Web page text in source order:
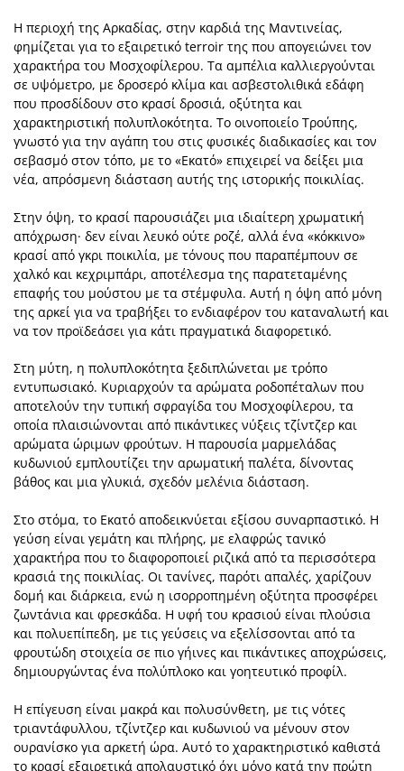
Η περιοχή της Αρκαδίας, στην καρδιά της Μαντινείας,
φημίζεται για το εξαιρετικό terroir της που απογειώνει τον
χαρακτήρα του Μοσχοφίλερου. Τα αμπέλια καλλιεργούνται
σε υψόμετρο, με δροσερό κλίμα και ασβεστολιθικά εδάφη
που προσδίδουν στο κρασί δροσιά, οξύτητα και
χαρακτηριστική πολυπλοκότητα. Το οινοποιείο Τρούπης,
γνωστό για την αγάπη του στις φυσικές διαδικασίες και τον
σεβασμό στον τόπο, με το «Εκατό» επιχειρεί να δείξει μια
νέα, απρόσμενη διάσταση αυτής της ιστορικής ποικιλίας.
Στην όψη, το κρασί παρουσιάζει μια ιδιαίτερη χρωματική
απόχρωση· δεν είναι λευκό ούτε ροζέ, αλλά ένα «κόκκινο»
κρασί από γκρι ποικιλία, με τόνους που παραπέμπουν σε
χαλκό και κεχριμπάρι, αποτέλεσμα της παρατεταμένης
επαφής του μούστου με τα στέμφυλα. Αυτή η όψη από μόνη
της αρκεί για να τραβήξει το ενδιαφέρον του καταναλωτή και
να τον προϊδεάσει για κάτι πραγματικά διαφορετικό.
Στη μύτη, η πολυπλοκότητα ξεδιπλώνεται με τρόπο
εντυπωσιακό. Κυριαρχούν τα αρώματα ροδοπέταλων που
αποτελούν την τυπική σφραγίδα του Μοσχοφίλερου, τα
οποία πλαισιώνονται από πικάντικες νύξεις τζίντζερ και
αρώματα ώριμων φρούτων. Η παρουσία μαρμελάδας
κυδωνιού εμπλουτίζει την αρωματική παλέτα, δίνοντας
βάθος και μια γλυκιά, σχεδόν μελένια διάσταση.
Στο στόμα, το Εκατό αποδεικνύεται εξίσου συναρπαστικό. Η
γεύση είναι γεμάτη και πλήρης, με ελαφρώς τανικό
χαρακτήρα που το διαφοροποιεί ριζικά από τα περισσότερα
κρασιά της ποικιλίας. Οι τανίνες, παρότι απαλές, χαρίζουν
δομή και διάρκεια, ενώ η ισορροπημένη οξύτητα προσφέρει
ζωντάνια και φρεσκάδα. Η υφή του κρασιού είναι πλούσια
και πολυεπίπεδη, με τις γεύσεις να εξελίσσονται από τα
φρουτώδη στοιχεία σε πιο γήινες και πικάντικες αποχρώσεις,
δημιουργώντας ένα πολύπλοκο και γοητευτικό προφίλ.
Η επίγευση είναι μακρά και πολυσύνθετη, με τις νότες
τριαντάφυλλου, τζίντζερ και κυδωνιού να μένουν στον
ουρανίσκο για αρκετή ώρα. Αυτό το χαρακτηριστικό καθιστά
το κρασί εξαιρετικά απολαυστικό όχι μόνο κατά την πρώτη